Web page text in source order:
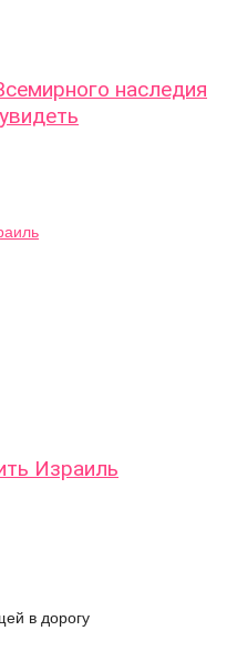
наследия
Израиль
в дорогу